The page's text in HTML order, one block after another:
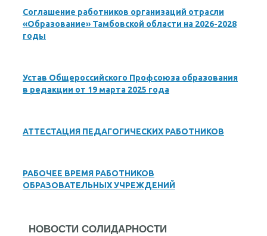
Соглашение работников организаций отрасли
«Образование» Тамбовской области на 2026-2028
годы
Устав Общероссийского Профсоюза образования
в редакции от 19 марта 2025 года
АТТЕСТАЦИЯ ПЕДАГОГИЧЕСКИХ РАБОТНИКОВ
РАБОЧЕЕ ВРЕМЯ РАБОТНИКОВ
ОБРАЗОВАТЕЛЬНЫХ УЧРЕЖДЕНИЙ
НОВОСТИ СОЛИДАРНОСТИ